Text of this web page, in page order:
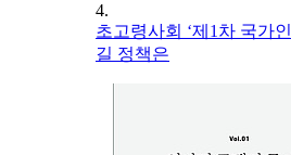
4.
초고령사회 ‘제1차 국가
길 정책은